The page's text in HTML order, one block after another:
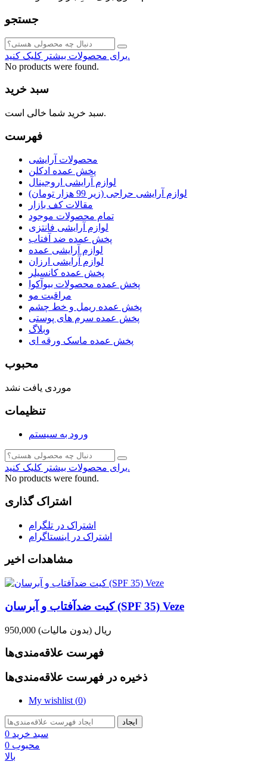
جستجو
برای محصولات بیشتر کلیک کنید.
No products were found.
سبد خرید
سبد خرید شما خالی است.
فهرست
محصولات آرایشی
پخش عمده ادکلن
لوازم آرایشی اروجینال
لوازم آرایشی حراجی (زیر 99 هزار تومان)
مقالات کف بازار
تمام محصولات موجود
لوازم آرایشی فانتزی
پخش عمده ضد آفتاب
لوازم آرایشی عمده
لوازم آرایشی ارزان
پخش عمده کانسیلر
پخش عمده محصولات بیوآکوا
مراقبت مو
پخش عمده ریمل و خط چشم
پخش عمده سرم های پوستی
وبلاگ
پخش عمده ماسک ورقه ای
محبوب
موردی یافت نشد
تنظیمات
ورود به سیستم
برای محصولات بیشتر کلیک کنید.
No products were found.
اشتراک گذاری
اشتراک در تلگرام
اشتراک در اینستاگرام
مشاهدات اخیر
کیت ضدآفتاب و آبرسان (SPF 35) Veze
950,000 ریال (بدون مالیات)
فهرست علاقه‌مندی‌ها
ذخیره در فهرست علاقه‌مندی‌ها
My wishlist (0)
ایجاد
سبد خرید 0
محبوب 0
بالا